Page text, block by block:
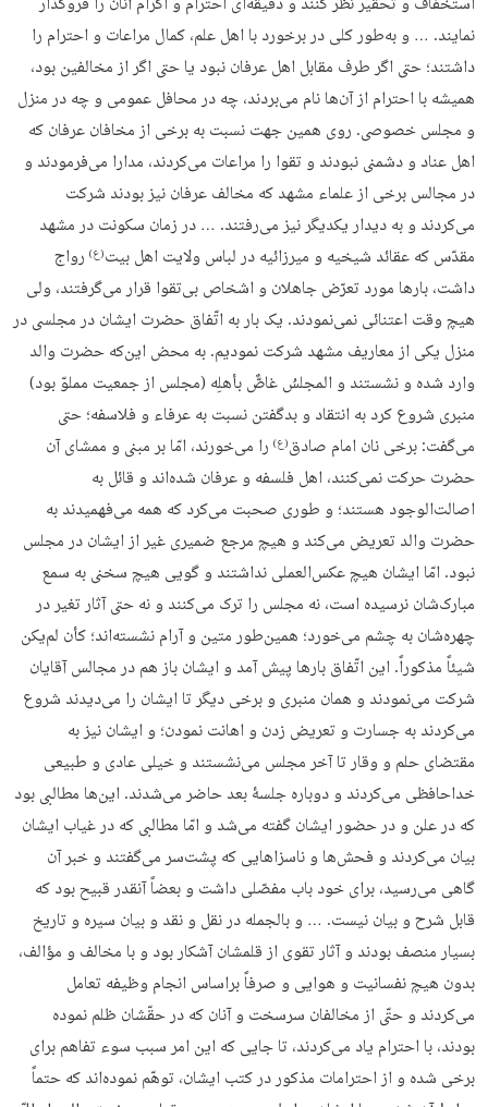
نمایند. … و به‌طور کلی در برخورد با اهل علم، کمال مراعات و احترام را
داشتند؛ حتی اگر طرف مقابل اهل عرفان نبود یا حتی اگر از مخالفین بود،
همیشه با احترام از آن‌ها نام می‌بردند، چه در محافل عمومی و چه در منزل
و مجلس خصوصی. روی همین جهت نسبت به برخی از مخافان عرفان که
اهل عناد و دشمنی نبودند و تقوا را مراعات می‌کردند، مدارا می‌فرمودند و
در مجالس برخی از علماء مشهد که مخالف عرفان نیز بودند شرکت
می‌کردند و به دیدار یکدیگر نیز می‌رفتند. … در زمان سکونت در مشهد
مقدّس که عقائد شیخیه و میرزائیه در لباس ولایت اهل بیت(ع) رواج
داشت، بارها مورد تعرّض جاهلان و اشخاص بى‌تقوا قرار مى‌گرفتند، ولى
هیچ‌ وقت اعتنائى نمى‌نمودند. یک بار به اتّفاق حضرت ایشان در مجلسى در
منزل یکى از معاریف مشهد شرکت نمودیم. به محض این‌که حضرت والد
وارد شده و نشستند و المجلسُ غاصٌّ بأهلِه (مجلس از جمعیت مملوّ بود)
منبرى شروع کرد به انتقاد و بدگفتن نسبت به عرفاء و فلاسفه؛ حتى
مى‌گفت: برخى نان امام صادق(ع) را مى‌خورند، امّا بر مبنى و ممشاى آن
حضرت حرکت نمى‌کنند، اهل فلسفه و عرفان شده‌اند و قائل به
اصالت‌الوجود هستند؛ و طورى صحبت می‌کرد که همه مى‌فهمیدند به
حضرت والد تعریض می‌کند و هیچ مرجع ضمیرى غیر از ایشان در مجلس
نبود. امّا ایشان هیچ عکس‌العملى نداشتند و گویى هیچ سخنى به سمع
مبارک‌شان نرسیده است، نه مجلس را ترک مى‌کنند و نه حتى آثار تغیر در
چهره‌شان به چشم مى‌خورد؛ همین‌طور متین و آرام نشسته‌اند؛ کأن لم‌یکن
شیئاً مذکوراً. این اتّفاق بارها پیش آمد و ایشان باز هم در مجالس آقایان
شرکت مى‌نمودند و همان منبرى و برخى دیگر تا ایشان را می‌دیدند شروع
می‌کردند به جسارت و تعریض‌ زدن و اهانت‌ نمودن؛ و ایشان نیز به
مقتضاى حلم و وقار تا آخر مجلس مى‌نشستند و خیلى عادى و طبیعى
خداحافظى می‌کردند و دوباره جلسۀ بعد حاضر مى‌شدند. این‌ها مطالبى بود
که در علن و در حضور ایشان گفته مى‌شد و امّا مطالبى که در غیاب ایشان
بیان می‌کردند و فحش‌ها و ناسزاهایى که پشت‌سر مى‌گفتند و خبر آن
گاهى مى‌رسید، براى خود باب مفصّلى داشت و بعضاً آنقدر قبیح بود که
قابل شرح و بیان نیست. … و بالجمله در نقل و نقد و بیان سیره و تاریخ
بسیار منصف بودند و آثار تقوى از قلمشان آشکار بود و با مخالف و مؤالف،
بدون هیچ نفسانیت و هوایى و صرفاً براساس انجام وظیفه تعامل
می‌کردند و حتّى از مخالفان سرسخت و آنان که در حقّشان ظلم نموده
بودند، با احترام یاد می‌کردند، تا جایی که این امر سبب سوء تفاهم براى
برخى شده و از احترامات مذکور در کتب ایشان، توهّم نموده‌اند که حتماً